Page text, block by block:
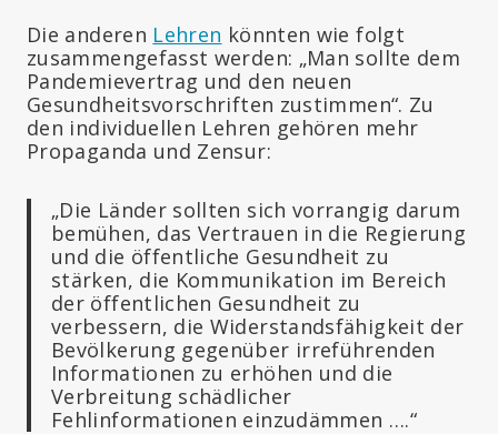
Die anderen Lehren könnten wie folgt
zusammengefasst werden: „Man sollte dem
Pandemievertrag und den neuen
Gesundheitsvorschriften zustimmen“. Zu
den individuellen Lehren gehören mehr
Propaganda und Zensur:
„Die Länder sollten sich vorrangig darum
bemühen, das Vertrauen in die Regierung
und die öffentliche Gesundheit zu
stärken, die Kommunikation im Bereich
der öffentlichen Gesundheit zu
verbessern, die Widerstandsfähigkeit der
Bevölkerung gegenüber irreführenden
Informationen zu erhöhen und die
Verbreitung schädlicher
Fehlinformationen einzudämmen ….“